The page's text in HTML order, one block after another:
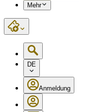
Mehr
DE
Anmeldung